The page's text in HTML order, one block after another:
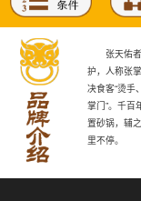
征服
贺佛
张天佑
护，人称张
决食客“烫手
掌门”。千百
置砂锅，辅
里不停。